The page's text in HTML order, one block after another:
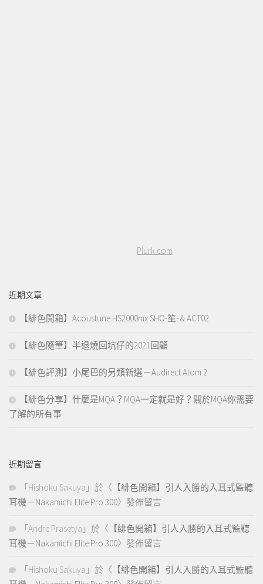
Plurk.com
近期文章
【緋色開箱】Acoustune HS2000mx SHO-笙- & ACT02
【緋色隨筆】半退燒回坑仔的2021回顧
【緋色評測】小尾巴的另類新選－Audirect Atom 2
【緋色分享】什麼是MQA？MQA一定就是好？關於MQA你需要
了解的所有事
近期留言
「 Hishoku Sakuya 」於〈 【緋色開箱】引人入勝的入耳式監聽
耳機－Nakamichi Elite Pro 300〉發佈留言
「 Andre Prasetya 」於〈 【緋色開箱】引人入勝的入耳式監聽
耳機－Nakamichi Elite Pro 300〉發佈留言
「 Hishoku Sakuya 」於〈 【緋色開箱】引人入勝的入耳式監聽